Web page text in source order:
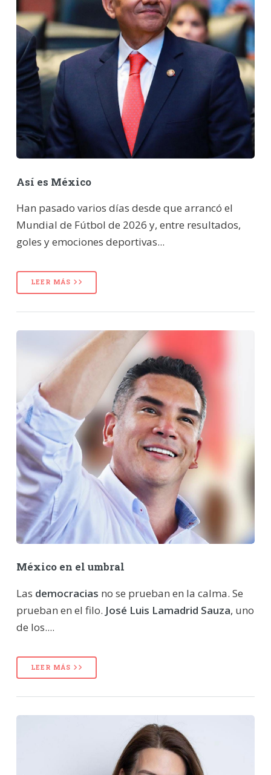
Así es México
Han pasado varios días desde que arrancó el
Mundial de Fútbol de 2026 y, entre resultados,
goles y emociones deportivas...
LEER MÁS
México en el umbral
Las democracias no se prueban en la calma. Se
prueban en el filo. José Luis Lamadrid Sauza, uno
de los....
LEER MÁS